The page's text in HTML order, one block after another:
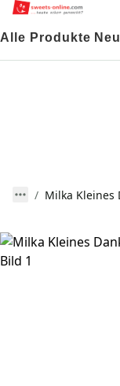
Alle Produkte Neu
Milka Kleines